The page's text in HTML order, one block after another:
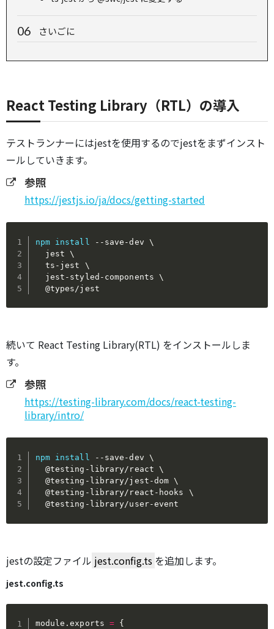
さいごに
React Testing Library（RTL）の導入
テストランナーにはjestを使用するのでjestをまずインスト
ールしていきます。
参照
https://jestjs.io/ja/docs/getting-started
npm install --save-dev \
  jest
\
  ts-jest
\
  jest-styled-components
\
  @types/jest
続いて React Testing Library(RTL) をインストールしま
す。
参照
https://testing-library.com/docs/react-testing-
library/intro/
npm install --save-dev \
  @testing-library/react
\
  @testing-library/jest-dom
\
  @testing-library/react-hooks
\
  @testing-library/user-event
jestの設定ファイル jest.config.ts を追加します。
jest.config.ts
module .exports = {